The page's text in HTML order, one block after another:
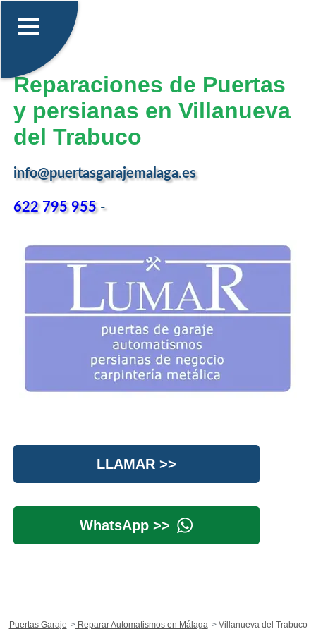
Reparaciones de Puertas
y persianas en Villanueva
del Trabuco
info@puertasgarajemalaga.es
622 795 955-
LLAMAR >>
WhatsApp >>
Puertas Garaje Reparar Automatismos en Málaga Villanueva del Trabuco